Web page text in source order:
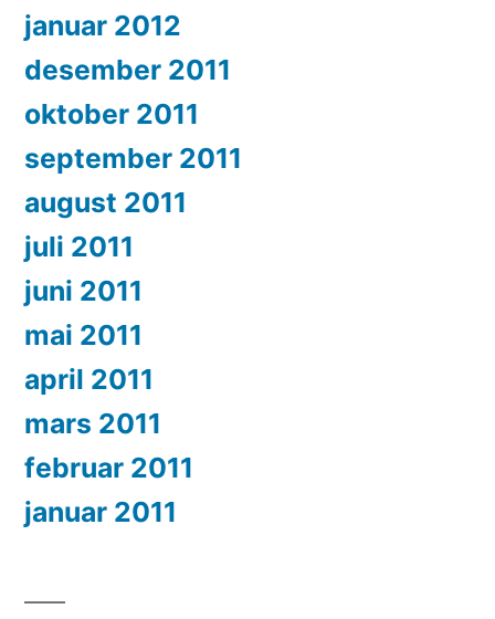
januar 2012
desember 2011
oktober 2011
september 2011
august 2011
juli 2011
juni 2011
mai 2011
april 2011
mars 2011
februar 2011
januar 2011